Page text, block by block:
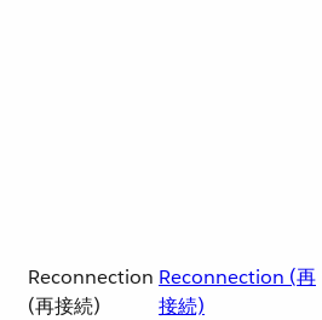
Reconnection
(再接続)
Reconnection (再
接続)